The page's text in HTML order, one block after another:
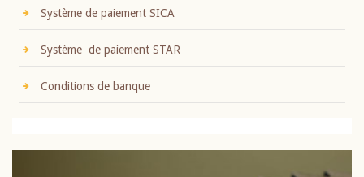
Système de paiement SICA
Système de paiement STAR
Conditions de banque